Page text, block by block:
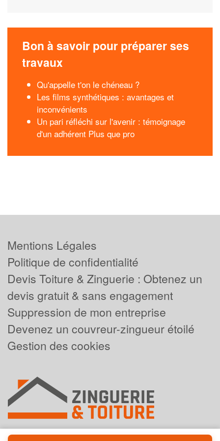
Bon à savoir pour préparer ses
travaux
Qu'appelle t'on le chéneau ?
Les films synthétiques : avantages et
inconvénients
Un pari réfléchi sur l'avenir : témoignage
d'un adhérent Plus que pro
Mentions Légales
Politique de confidentialité
Devis Toiture & Zinguerie : Obtenez un
devis gratuit & sans engagement
Suppression de mon entreprise
Devenez un couvreur-zingueur étoilé
Gestion des cookies